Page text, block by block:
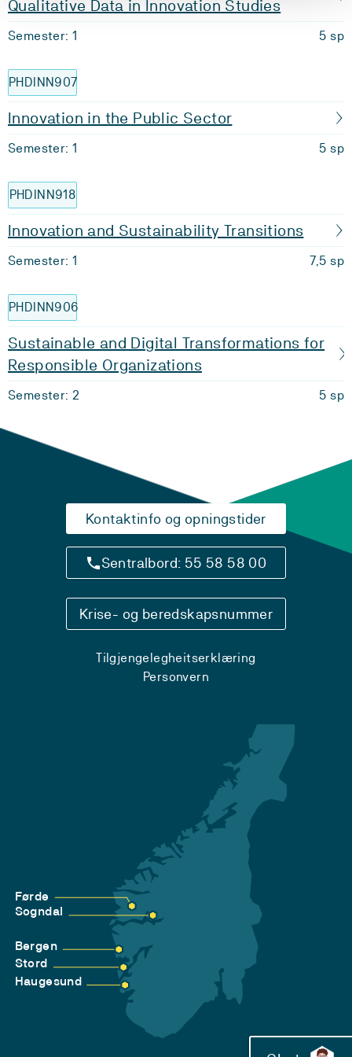
Qualitative Data in Innovation Studies
Semester: 1 5 sp
PHDINN907
Innovation in the Public Sector
Semester: 1 5 sp
PHDINN918
Innovation and Sustainability Transitions
Semester: 1 7,5 sp
PHDINN906
Sustainable and Digital Transformations for
Responsible Organizations
Semester: 2 5 sp
Kontaktinfo og opningstider
Sentralbord: 55 58 58 00
Krise- og beredskapsnummer
Tilgjengelegheitserklæring
Personvern
Førde
Sogndal
Bergen
Stord
Haugesund